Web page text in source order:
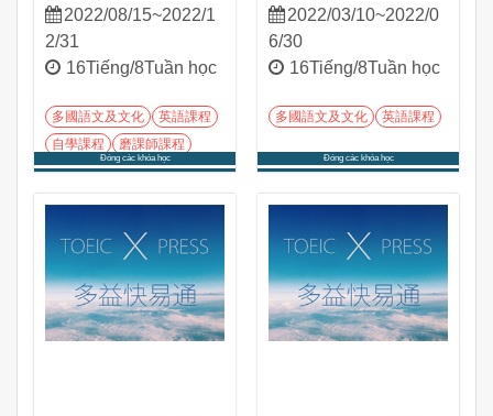
2022/08/15~2022/1
2/31
16Tiếng/8Tuần học
多國語文及文化
英語課程
自學課程
磨課師課程
Đóng các khóa học
2022/03/10~2022/0
6/30
16Tiếng/8Tuần học
多國語文及文化 英語課程
Đóng các khóa học